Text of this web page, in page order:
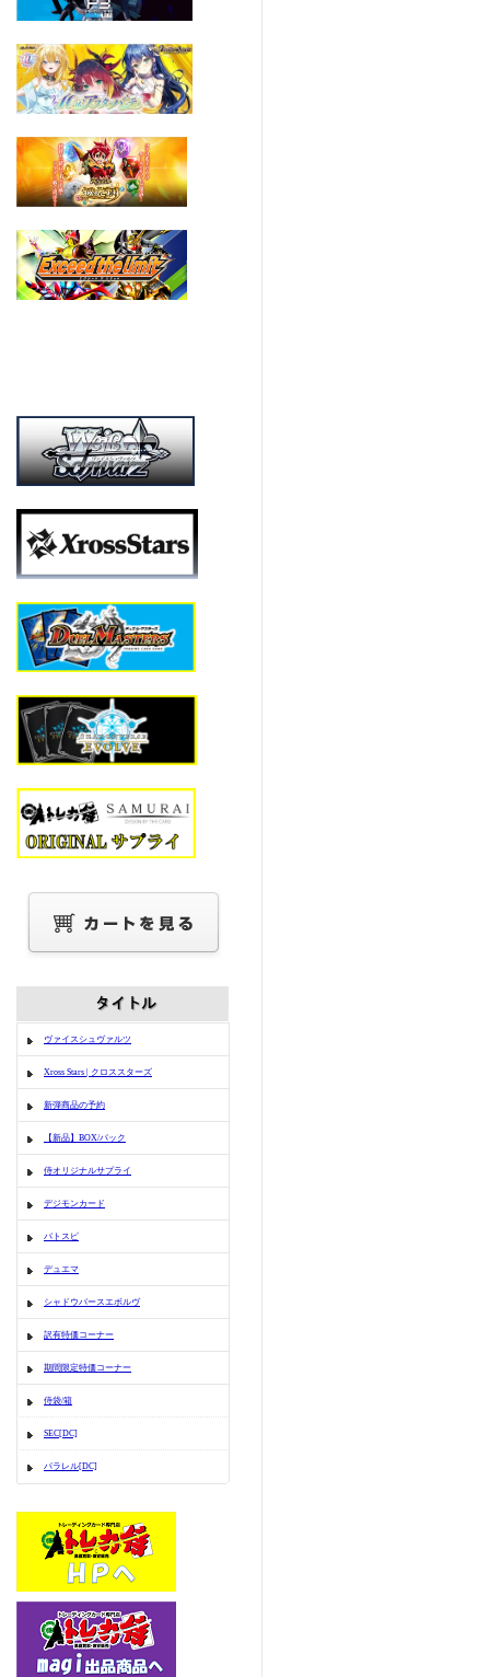
ヴァイスシュヴァルツ
Xross Stars | クロススターズ
新弾商品の予約
【新品】BOX/パック
侍オリジナルサプライ
デジモンカード
バトスピ
デュエマ
シャドウバースエボルヴ
訳有特価コーナー
期間限定特価コーナー
侍袋/箱
SEC[DC]
パラレル[DC]